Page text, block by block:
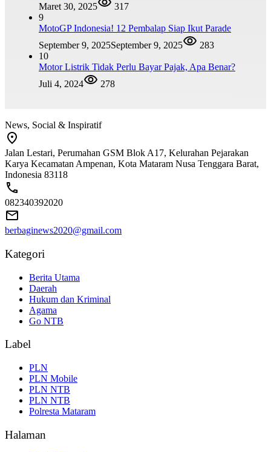
Maret 30, 2025
317
9
MotoGP Indonesia! 12 Pembalap Siap Ikut Parade
September 9, 2025September 9, 2025
283
10
Motor Listrik Tidak Perlu Bayar Pajak, Apa Benar?
Juli 4, 2024
278
News, Social & Inspiratif
Jalan Lestari, Perumahan GSM Blok A17, Kelurahan Pejarakan
Karya Kecamatan Ampenan, Kota Mataram Nusa Tenggara Barat,
Indonesia 83118
082340392020
berbaginews2020@gmail.com
Kategori
Berita Utama
Daerah
Hukum dan Kriminal
Agama
Go NTB
Label
PLN
PLN Mobile
PLN NTB
PLN NTB
Polresta Mataram
Halaman